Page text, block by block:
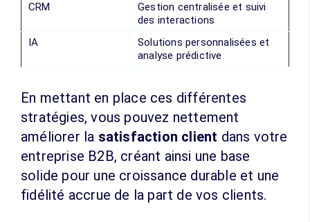
CRM
Gestion centralisée et suivi
des interactions
IA
Solutions personnalisées et
analyse prédictive
En mettant en place ces différentes
stratégies, vous pouvez nettement
améliorer la satisfaction client dans votre
entreprise B2B, créant ainsi une base
solide pour une croissance durable et une
fidélité accrue de la part de vos clients.